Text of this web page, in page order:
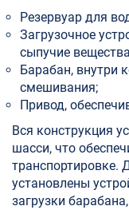
Резервуар для
Загрузочное
сыпучие
Барабан, внутри
смешивания;
Привод,
Вся конструкция
шасси, что
транспортировке.
установлены
загрузки